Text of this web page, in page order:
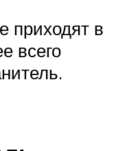
приходят в
всего